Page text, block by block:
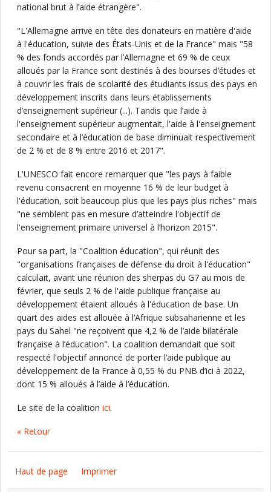
national brut à l’aide étrangère".
"L'Allemagne arrive en tête des donateurs en matière d'aide
à l'éducation, suivie des États-Unis et de la France" mais "58
% des fonds accordés par l’Allemagne et 69 % de ceux
alloués par la France sont destinés à des bourses d’études et
à couvrir les frais de scolarité des étudiants issus des pays en
développement inscrits dans leurs établissements
d’enseignement supérieur (...). Tandis que l’aide à
l'enseignement supérieur augmentait, l'aide à l'enseignement
secondaire et à l’éducation de base diminuait respectivement
de 2 % et de 8 % entre 2016 et 2017".
L'UNESCO fait encore remarquer que "les pays à faible
revenu consacrent en moyenne 16 % de leur budget à
l'éducation, soit beaucoup plus que les pays plus riches" mais
"ne semblent pas en mesure d’atteindre l'objectif de
l'enseignement primaire universel à l’horizon 2015".
Pour sa part, la "Coalition éducation", qui réunit des
"organisations françaises de défense du droit à l'éducation"
calculait, avant une réunion des sherpas du G7 au mois de
février, que seuls 2 % de l'aide publique française au
développement étaient alloués à l'éducation de base. Un
quart des aides est allouée à l‘Afrique subsaharienne et les
pays du Sahel "ne reçoivent que 4,2 % de l’aide bilatérale
française à l’éducation". La coalition demandait que soit
respecté l'objectif annoncé de porter l’aide publique au
développement de la France à 0,55 % du PNB d’ici à 2022,
dont 15 % alloués à l’aide à l’éducation.
Le site de la coalition ici.
« Retour
Haut de page Imprimer